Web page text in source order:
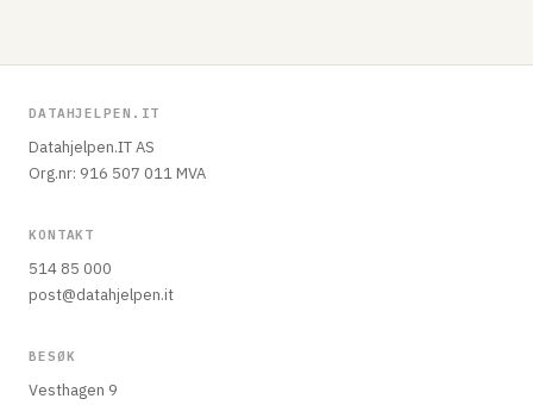
DATAHJELPEN.IT
Datahjelpen.IT AS
Org.nr: 916 507 011 MVA
KONTAKT
514 85 000
post@datahjelpen.it
BESØK
Vesthagen 9